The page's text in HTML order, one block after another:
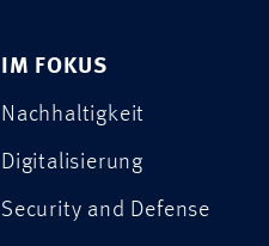
IM FOKUS
Nachhaltigkeit
Digitalisierung
Security and Defense